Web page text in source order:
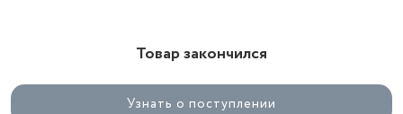
Товар закончился
Узнать о поступлении